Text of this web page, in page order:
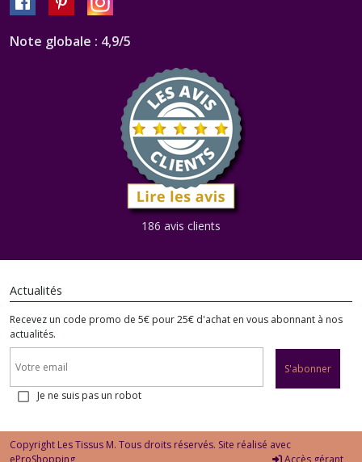
Note globale : 4,9/5
186 avis clients
Actualités
Recevez un code promo de 5€ pour 25€ d'achat en vous abonnant à nos
actualités.
S'abonner
Je ne suis pas un robot
Copyright Les Tissus M. Tous droits réservés. Site réalisé avec
eProShopping
Accès gérant